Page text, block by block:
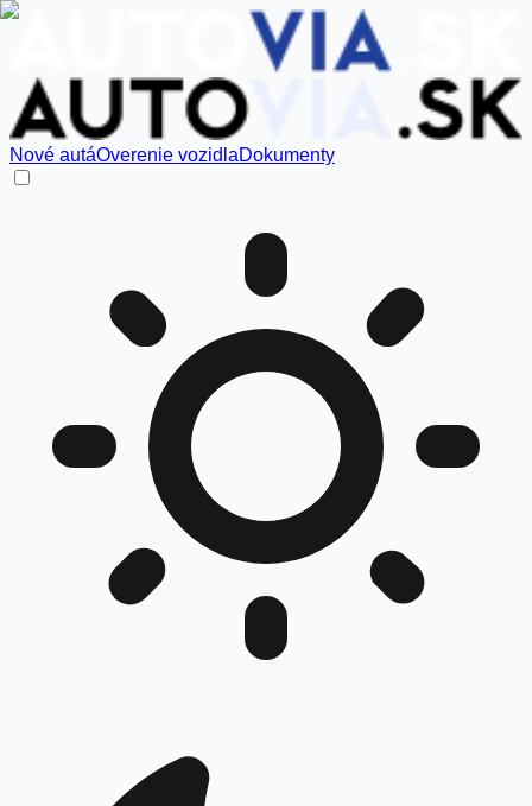
Nové autáOverenie vozidlaDokumenty